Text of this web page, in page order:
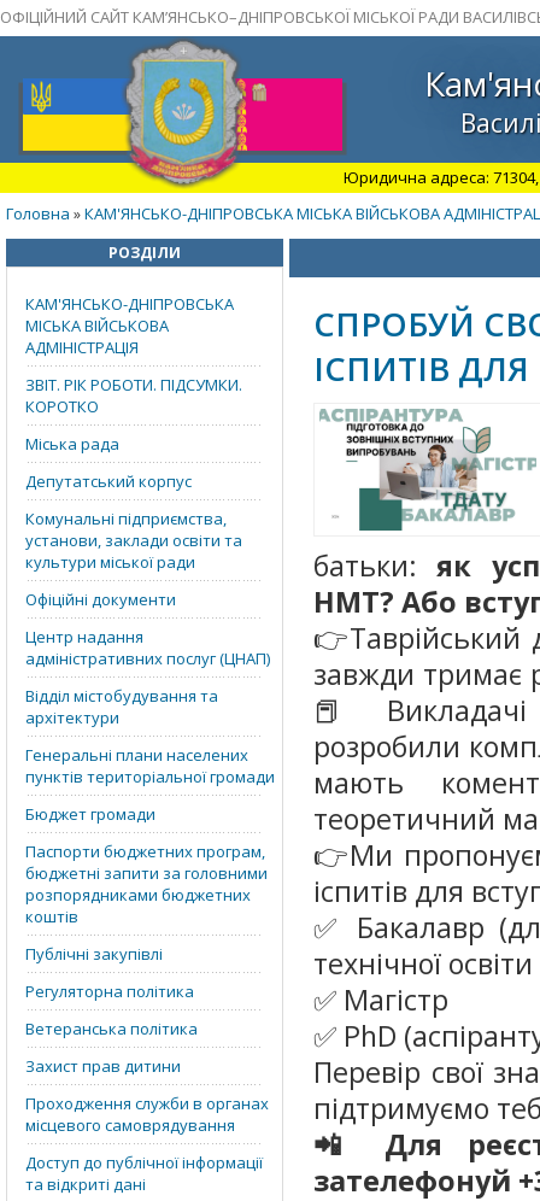
ОФІЦІЙНИЙ САЙТ КАМ’ЯНСЬКО–ДНІПРОВСЬКОЇ МІСЬКОЇ РАДИ
Юридична адреса: 71304,
Головна »КАМ'ЯНСЬКО-ДНІПРОВСЬКА МІСЬКА ВІЙСЬКОВА
РОЗДІЛИ
КАМ'ЯНСЬКО-ДНІПРОВСЬКА
МІСЬКА ВІЙСЬКОВА
АДМІНІСТРАЦІЯ
ЗВІТ. РІК РОБОТИ. ПІДСУМКИ.
КОРОТКО
Міська рада
Депутатський корпус
Комунальні підприємства,
установи, заклади освіти та
культури міської ради
Офіційні документи
Центр надання
адміністративних послуг (ЦНАП)
Відділ містобудування та
архітектури
Генеральні плани населених
пунктів територіальної громади
Бюджет громади
Паспорти бюджетних програм,
бюджетні запити за головними
розпорядниками бюджетних
коштів
Публічні закупівлі
Регуляторна політика
Ветеранська політика
Захист прав дитини
Проходження служби в органах
місцевого самоврядування
Доступ до публічної інформації
та відкриті дані
СПРОБУЙ
ІСПИТІВ
батьки:як
НМТ? Або
👉Таврійський
завжди тримає
📕
розробили
мають
теоретичний
👉Ми
іспитів для
✅ Бакалавр
технічної
✅ Магістр
✅ PhD
Перевір свої
підтримуємо
📲 Для
зателефонуй